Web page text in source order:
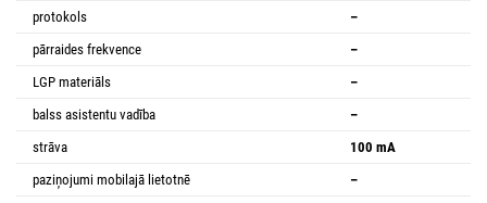
protokols
–
pārraides frekvence
–
LGP materiāls
–
balss asistentu vadība
–
strāva
100 mA
paziņojumi mobilajā lietotnē
–